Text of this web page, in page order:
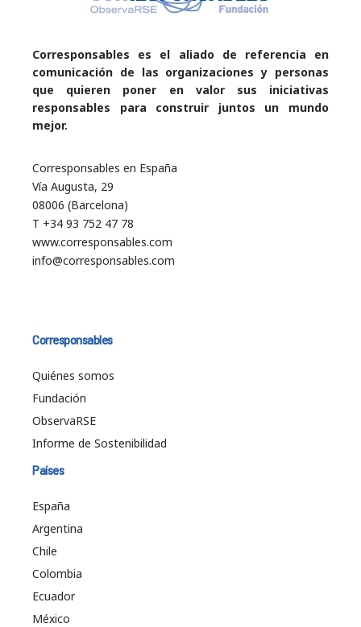
Corresponsables es el aliado de referencia en
comunicación de las organizaciones y personas
que quieren poner en valor sus iniciativas
responsables para construir juntos un mundo
mejor.
Corresponsables en España
Vía Augusta, 29
08006 (Barcelona)
T +34 93 752 47 78
www.corresponsables.com
info@corresponsables.com
Corresponsables
Quiénes somos
Fundación
ObservaRSE
Informe de Sostenibilidad
Países
España
Argentina
Chile
Colombia
Ecuador
México